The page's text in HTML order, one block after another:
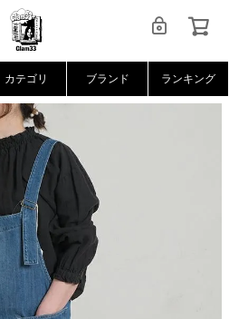
カテゴリ ブランド ランキング